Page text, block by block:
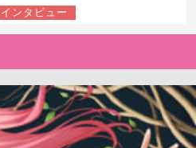
インタビュー